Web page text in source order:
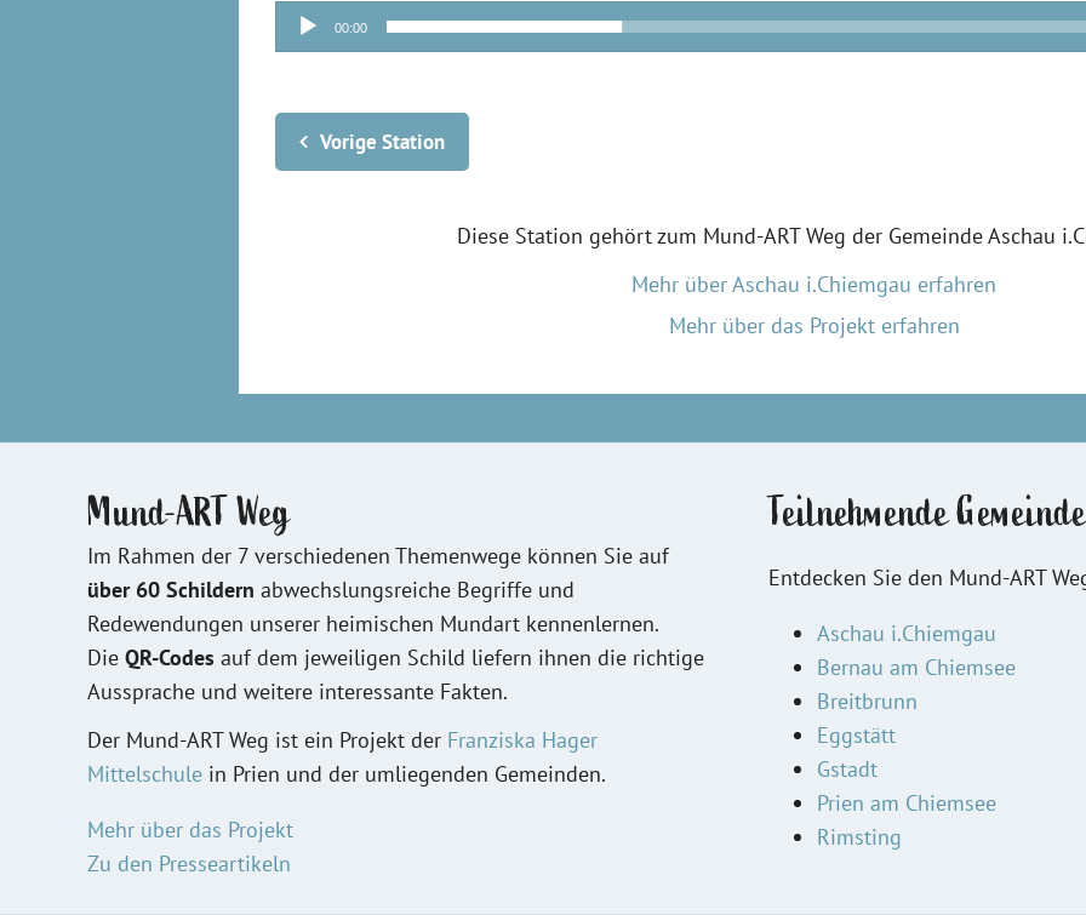
Audio-
Player
00:00
Vorige Station
Diese Station gehört zum Mund-ART Weg der Gemeinde Aschau
Mehr über Aschau i.Chiemgau erfahren
Mehr über das Projekt erfahren
Mund-ART Weg
Im Rahmen der 7 verschiedenen Themenwege können Sie auf
über 60 Schildern abwechslungsreiche Begriffe und
Redewendungen unserer heimischen Mundart kennenlernen.
Die QR-Codes auf dem jeweiligen Schild liefern ihnen die richtige
Aussprache und weitere interessante Fakten.
Der Mund-ART Weg ist ein Projekt der Franziska Hager
Mittelschulein Prien und der umliegenden Gemeinden.
Mehr über das Projekt
Zu den Presseartikeln
Teilnehmende
Entdecken Sie den Mund-ART
Aschau i.Chiemgau
Bernau am Chiemsee
Breitbrunn
Eggstätt
Gstadt
Prien am Chiemsee
Rimsting